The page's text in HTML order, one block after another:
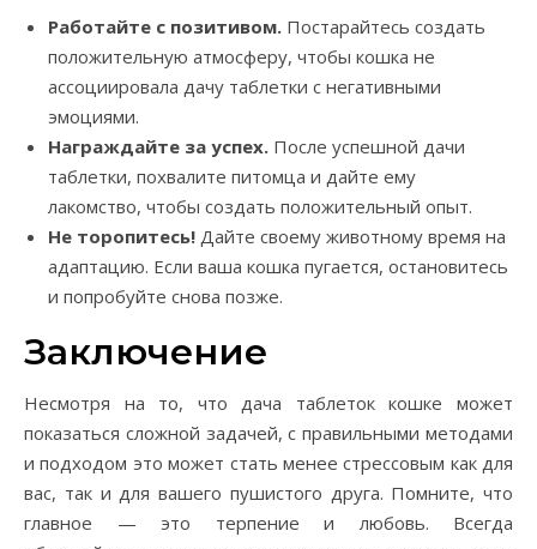
Работайте с позитивом. Постарайтесь создать
положительную атмосферу, чтобы кошка не
ассоциировала дачу таблетки с негативными
эмоциями.
Награждайте за успех. После успешной дачи
таблетки, похвалите питомца и дайте ему
лакомство, чтобы создать положительный опыт.
Не торопитесь! Дайте своему животному время на
адаптацию. Если ваша кошка пугается, остановитесь
и попробуйте снова позже.
Заключение
Несмотря на то, что дача таблеток кошке может
показаться сложной задачей, с правильными методами
и подходом это может стать менее стрессовым как для
вас, так и для вашего пушистого друга. Помните, что
главное — это терпение и любовь. Всегда